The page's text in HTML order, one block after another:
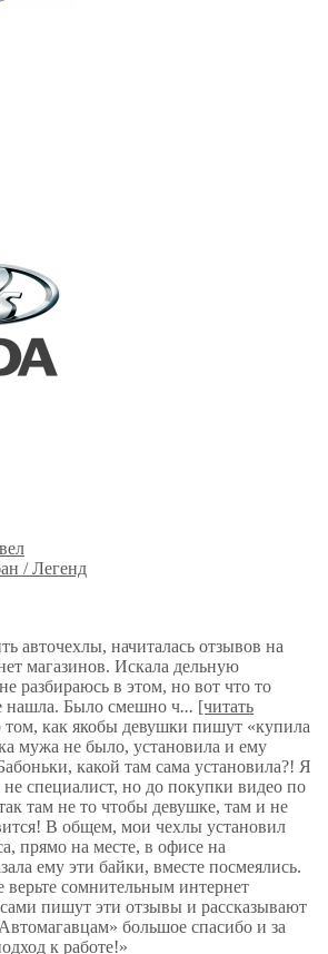
/ Легенд
авточехлы, начиталась отзывов на
магазинов. Искала дельную
разбираюсь в этом, но вот что то
нашла. Было смешно ч... [читать
том, как якобы девушки пишут «купила
мужа не было, установила и ему
какой там сама установила?! Я
специалист, но до покупки видео по
там не то чтобы девушке, там и не
В общем, мои чехлы установил
прямо на месте, в офисе на
ему эти байки, вместе посмеялись.
верьте сомнительным интернет
пишут эти отзывы и рассказывают
большое спасибо и за
к работе!»